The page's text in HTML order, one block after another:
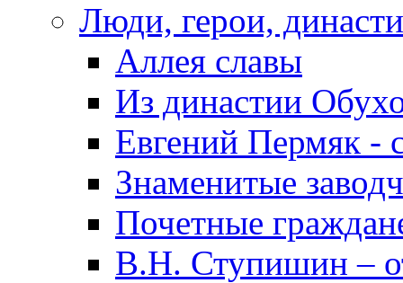
Люди, герои,
Аллея славы
Из династии
Евгений Пермяк -
Знаменитые
Почетные
В.Н. Ступишин –